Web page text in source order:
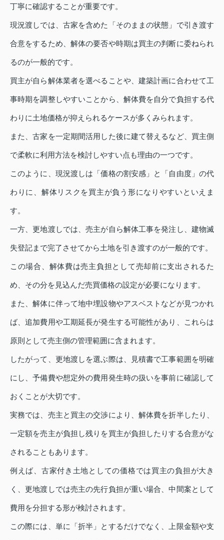
丁寧に確認することが重要です。
現況渡しでは、古家を含めた「そのままの状態」で引き渡す
合意をするため、解体の要否や時期は買主の判断に委ねられ
るのが一般的です。
買主が自ら解体業者を選べることや、建築計画に合わせて工
事時期を調整しやすいことから、解体費を自分で負担する代
わりに土地価格が抑えられるケースが多くみられます。
また、古家を一定期間活用した後に建て替えるなど、買主側
で柔軟に利用方法を検討しやすい点も理由の一つです。
このように、現況渡しは「価格の割安感」と「自由度」の代
わりに、解体リスクを買主が負う形になりやすいといえま
す。
一方、更地渡しでは、売主が自ら解体工事を発注し、建物滅
失登記まで完了させてから土地を引き渡すのが一般的です。
この場合、解体費は売主負担として売却前に支出されるた
め、その分を見込んだ売買価格の設定が必要になります。
また、解体に伴って地中埋設物やアスベストなどが見つかれ
ば、追加費用や工期延長が発生する可能性があり、これらは
原則として売主側の管理範囲に含まれます。
したがって、更地渡しを選ぶ際は、見積書で工事範囲を明確
にし、予備費や想定外の費用発生時の扱いを事前に確認して
おくことが大切です。
実務では、売主と買主の交渉により、解体費を折半したり、
一定額を売主が負担し残りを買主が負担したりする合意がな
されることもあります。
例えば、古家付き土地としての価格では買主の負担が大き
く、更地渡しでは売主の先行負担が重い場合、中間案として
費用を分担する形が検討されます。
この際には、単に「折半」とするだけでなく、上限金額や支